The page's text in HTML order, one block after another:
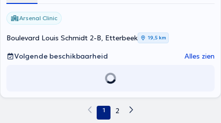
welkom in het PolyCare Brussels-centrum in Sint-Pieters-Woluwe.
Arsenal Clinic
Boulevard Louis Schmidt 2-B, Etterbeek 19,5 km
Volgende beschikbaarheid Alles zien
1 2